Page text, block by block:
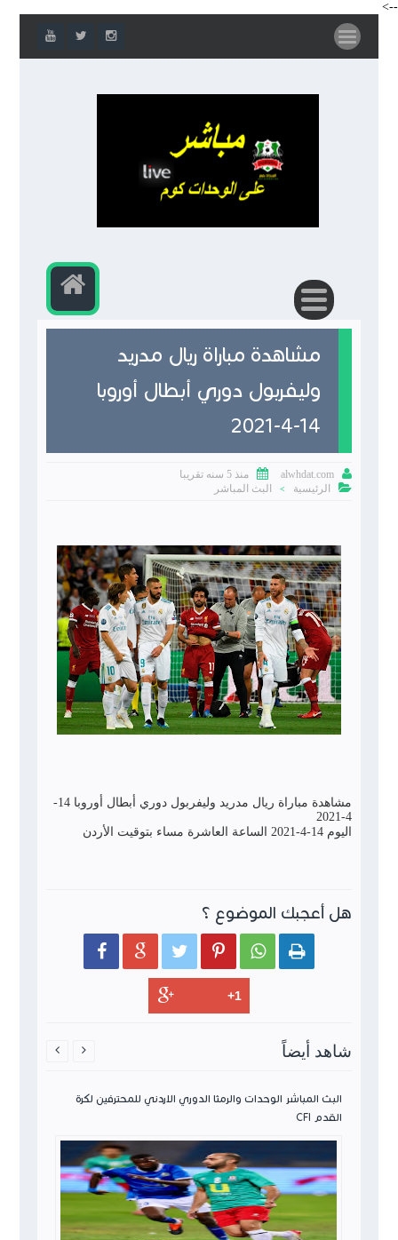
-->
مشاهدة مباراة ريال مدريد
وليفربول دوري أبطال أوروبا
14-4-2021

alwhdat.com

منذ 5 سنه تقريبا

الرئيسية > البث المباشر
مشاهدة مباراة ريال مدريد وليفربول دوري أبطال أوروبا 14-
4-2021
اليوم 14-4-2021 الساعة العاشرة مساء بتوقيت الأردن
هل أعجبك الموضوع ؟
     
شاهد أيضاً
البث المباشر الوحدات والرمثا الدوري الاردني للمحترفين لكرة
القدم CFI
 